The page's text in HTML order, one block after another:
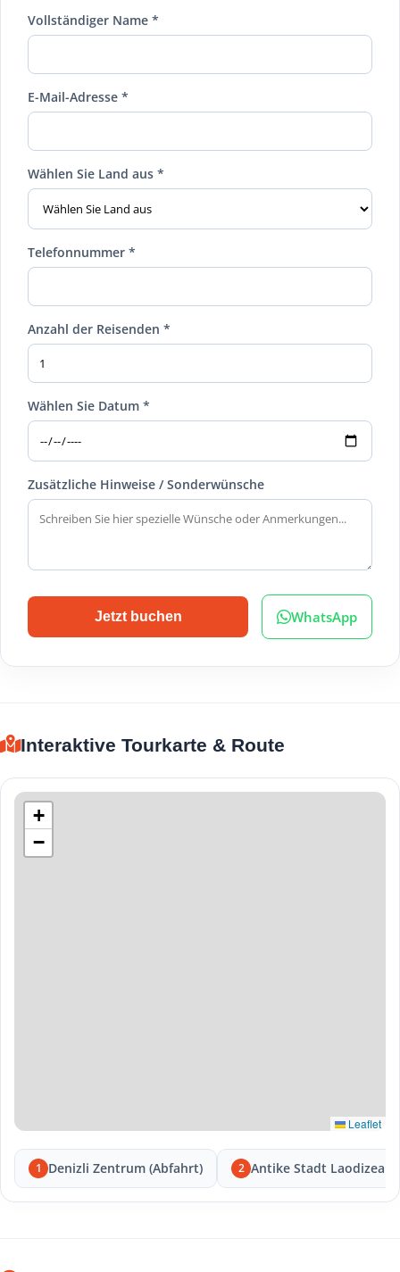
Vollständiger Name *
E-Mail-Adresse *
Wählen Sie Land aus *
Telefonnummer *
Anzahl der Reisenden *
Wählen Sie Datum *
Zusätzliche Hinweise / Sonderwünsche
Jetzt buchen WhatsApp
Interaktive Tourkarte & Route
+
−
Leaflet
1 Denizli Zentrum (Abfahrt) 2 Antike Stadt Laodizea